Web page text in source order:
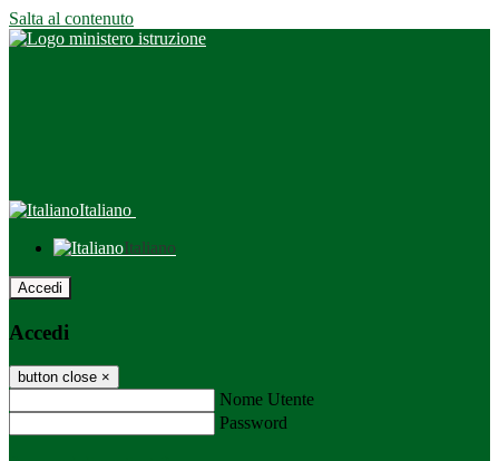
Salta al contenuto
Italiano
Italiano
Accedi
Accedi
button close ×
Nome Utente
Password